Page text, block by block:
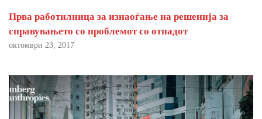
Прва работилница за изнаоѓање на решенија за
справувањето со проблемот со отпадот
октомври 23, 2017